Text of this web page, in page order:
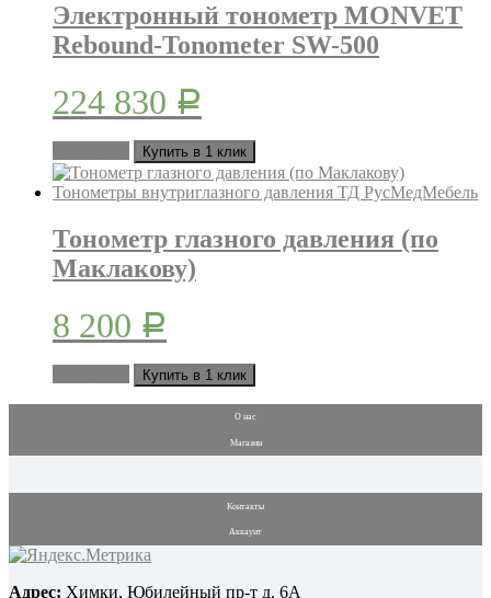
Электронный тонометр MONVET
Rebound-Tonometer SW-500
224 830 Р
Купить в 1 клик
Тонометр глазного давления (по
Маклакову)
8 200 Р
Купить в 1 клик
О нас
Магазин
Контакты
Аккаунт
Адрес: Химки, Юбилейный пр-т д. 6А